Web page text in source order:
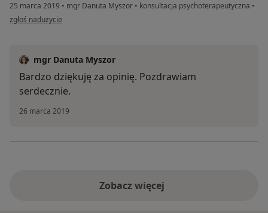
25 marca 2019 • mgr Danuta Myszor • konsultacja psychoterapeutyczna •
w opinii użytkownika kc.calka
zgłoś nadużycie
mgr Danuta Myszor
Bardzo dziękuję za opinię. Pozdrawiam
serdecznie.
26 marca 2019
Zobacz więcej